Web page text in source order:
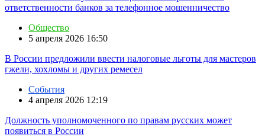
ответственности банков за телефонное мошенничество
Общество
5 апреля 2026 16:50
В России предложили ввести налоговые льготы для мастеров
гжели, хохломы и других ремесел
События
4 апреля 2026 12:19
Должность уполномоченного по правам русских может
появиться в России